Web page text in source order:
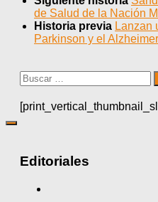
de Salud de la Nación
Historia previa Lanzan
Parkinson y el Alzheimer
Buscar:
Editoriales